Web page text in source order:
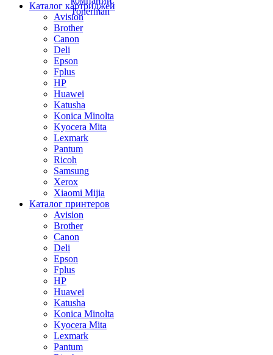
Каталог картриджей
Avision
Brother
Canon
Deli
Epson
Fplus
HP
Huawei
Katusha
Konica Minolta
Kyocera Mita
Lexmark
Pantum
Ricoh
Samsung
Xerox
Xiaomi Mijia
Каталог принтеров
Avision
Brother
Canon
Deli
Epson
Fplus
HP
Huawei
Katusha
Konica Minolta
Kyocera Mita
Lexmark
Pantum